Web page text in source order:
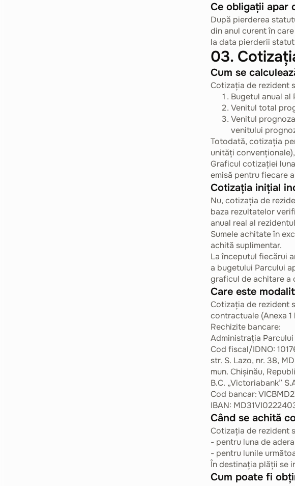
Ce obligații apar
După pierderea
din anul curent în
la data pierderii
03.
Cum se
Cotizația de rezident
Bugetul anual al
Venitul total
Venitul
venitului
Totodată, cotizația
unități
Graficul cotizației
emisă pentru fiecare
Cotizația inițial
Nu, cotizația de
baza rezultatelor
anual real al
Sumele achitate în
achită suplimentar.
La începutul fiecărui
a bugetului Parcului
graficul de achitare a
Care este
Cotizația de rezident
contractuale (Anexa
Rechizite bancare:
Administrația
Cod fiscal/IDNO:
str. S. Lazo, nr. 38,
mun. Chișinău,
B.C. „Victoriabank”
Cod bancar:
IBAN:
Când se achită
Cotizația de rezident
- pentru luna de
- pentru lunile
În destinația plății se
Cum poate fi